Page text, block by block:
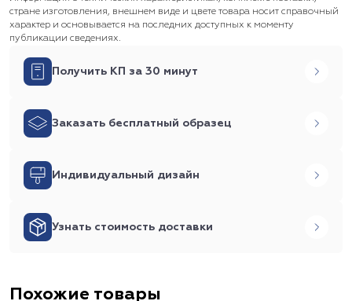
стране изготовления, внешнем виде и цвете товара носит справочный
характер и основывается на последних доступных к моменту
публикации сведениях.
Получить КП за 30 минут
Заказать бесплатный образец
Индивидуальный дизайн
Узнать стоимость доставки
Похожие товары